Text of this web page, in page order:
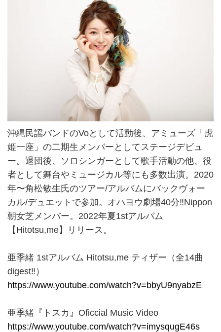
沖縄民謡バンドのVoとして活動後、アミューズ「虎
姫一座」の二期生メンバーとしてステージデビュ
ー。退団後、ソロシンガーとして歌手活動の他、役
者として舞台やミュージカル等にも多数出演。2020
年〜角松敏生氏のツアー/アルバムにバックヴォー
カル/デュエットで参加。オハヨウ劇場40分‼️Nippon
朝女芝メンバー。2022年夏1stアルバム
【Hitotsu,me】リリース。
亜季緒 1stアルバム Hitotsu,me ティザー（全14曲
digest‼︎）
https://www.youtube.com/watch?v=bbyU9nyabzE
亜季緒『トスカ』Oficcial Music Video
https://www.youtube.com/watch?v=imysqugE46s